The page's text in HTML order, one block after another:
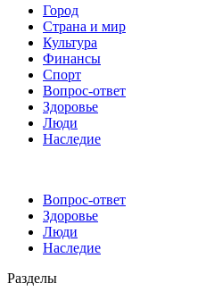
Город
Страна и мир
Культура
Финансы
Спорт
Вопрос-ответ
Здоровье
Люди
Наследие
Вопрос-ответ
Здоровье
Люди
Наследие
Разделы